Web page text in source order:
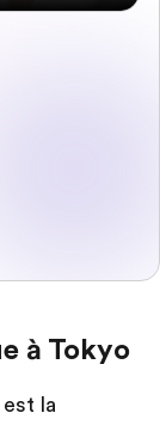
à Tokyo
la